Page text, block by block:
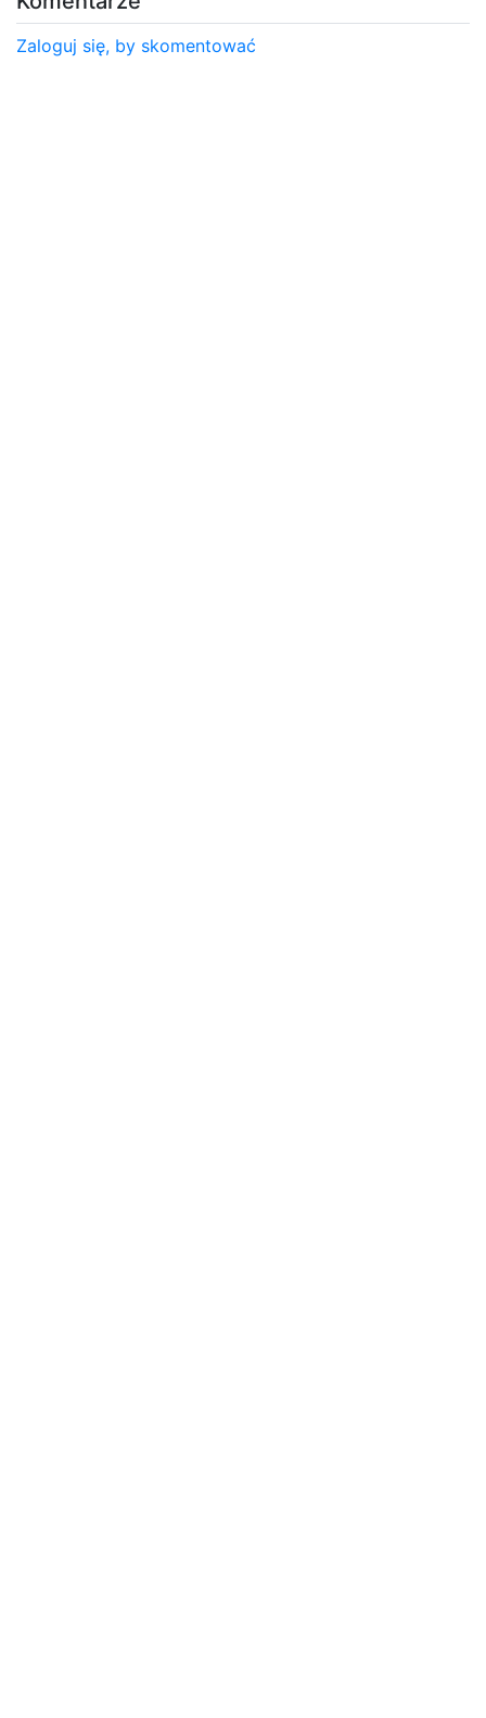
Zaloguj się, by skomentować